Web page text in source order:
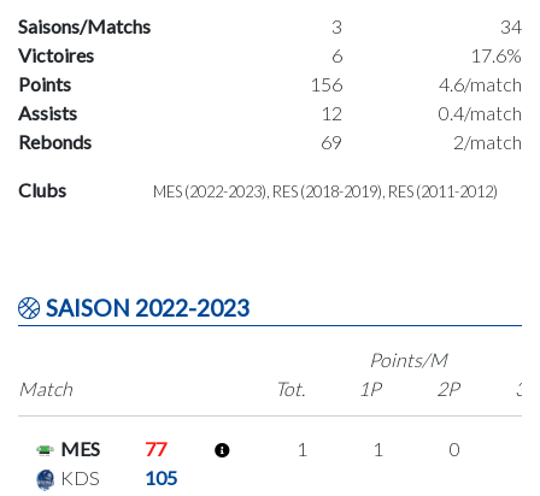
Saisons/Matchs 3
34
Victoires
6
17.6%
Points
156
4.6/match
Assists
12
0.4/match
Rebonds
69 2/match
Clubs MES (2022-2023), RES (2018-2019), RES (2011-2012)
SAISON 2022-2023
Match
Points/M
Tot.
1P 2P 3P
MES
77
KDS
105
1 1 0